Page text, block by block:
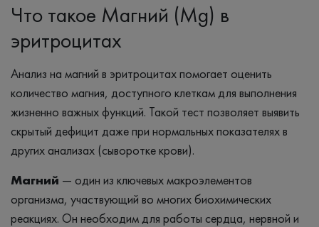
Что такое Магний (Mg) в
эритроцитах
Анализ на магний в эритроцитах помогает оценить
количество магния, доступного клеткам для выполнения
жизненно важных функций. Такой тест позволяет выявить
скрытый дефицит даже при нормальных показателях в
других анализах (сыворотке крови).
Магний — один из ключевых макроэлементов
организма, участвующий во многих биохимических
реакциях. Он необходим для работы сердца, нервной и